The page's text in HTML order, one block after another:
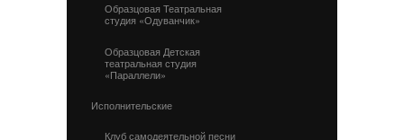
Образцовая Театральная
студия «Одуванчик»
Образцовая Детская
театральная студия
«Параллели»
Исполнительские
Клуб самодеятельной песни